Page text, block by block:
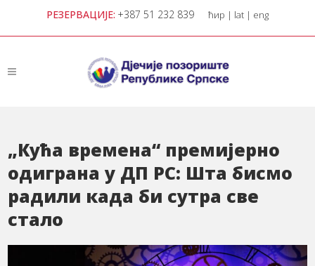
РЕЗЕРВАЦИЈЕ: +387 51 232 839 ћир | lat | eng
„Кућа времена“ премијерно
одиграна у ДП РС: Шта бисмо
радили када би сутра све
стало